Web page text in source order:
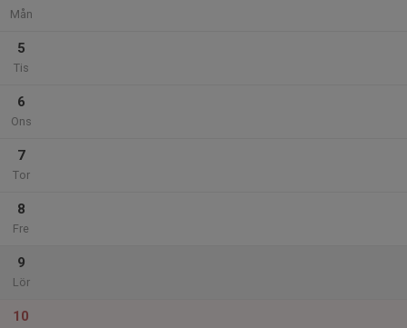
Mån
5
Tis
6
Ons
7
Tor
8
Fre
9
Lör
10